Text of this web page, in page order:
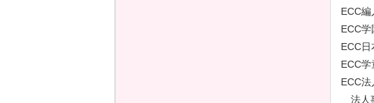
ECC編
ECC学
ECC日
ECC学
ECC法
法人